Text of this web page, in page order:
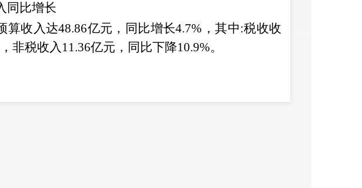
同比增长
算收入达48.86亿元，同比增长4.7% ，其中:税收收
，非税收入 11.36亿元，同比下降10.9%。